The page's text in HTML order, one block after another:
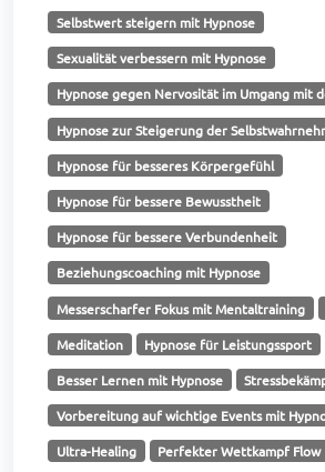
Selbstwert steigern mit Hypnose
Sexualität verbessern mit Hypnose
Hypnose gegen Nervosität im Umgang mit
Hypnose zur Steigerung der
Hypnose für besseres Körpergefühl
Hypnose für bessere Bewusstheit
Hypnose für bessere Verbundenheit
Beziehungscoaching mit Hypnose
Messerscharfer Fokus mit Mentaltraining
Meditation Hypnose für Leistungssport
Besser Lernen mit Hypnose
Vorbereitung auf wichtige Events mit
Ultra-Healing Perfekter Wettkampf Flow